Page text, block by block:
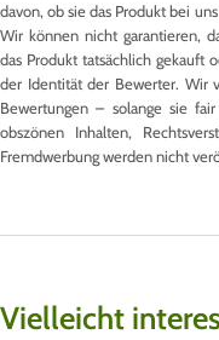
davon, ob sie das Produkt bei
Wir können nicht garantieren,
das Produkt tatsächlich gekauft
der Identität der Bewerter. Wir
Bewertungen – solange sie
obszönen Inhalten,
Fremdwerbung werden nicht
Vielleicht